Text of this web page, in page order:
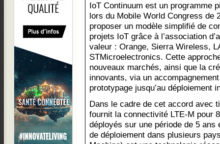
IoT Continuum est un programme
lors du Mobile World Congress de
proposer un modèle simplifié de
projets IoT grâce à l’association
valeur : Orange, Sierra Wireless,
STMicroelectronics. Cette
nouveaux marchés, ainsi que la
innovants, via un
prototypage jusqu’au déploiement
Dans le cadre de cet accord avec
fournit la connectivité LTE-M pour
déployés sur une période de 5
de déploiement dans plusieurs